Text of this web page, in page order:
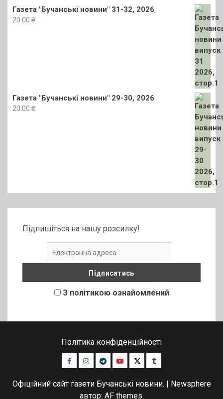
Газета "Бучанські новини" 31-32, 2026
20.00 ₴
Газета "Бучанські новини" 29-30, 2026
20.00 ₴
Підпишіться на нашу розсилку!
З політикою ознайомлений
Політика конфіденційності
Facebook
Instagram
TelegramYoutubeTwitterTumblr
Офіційний сайт газети Бучанські новини. | Newsphere
автор: AF themes.